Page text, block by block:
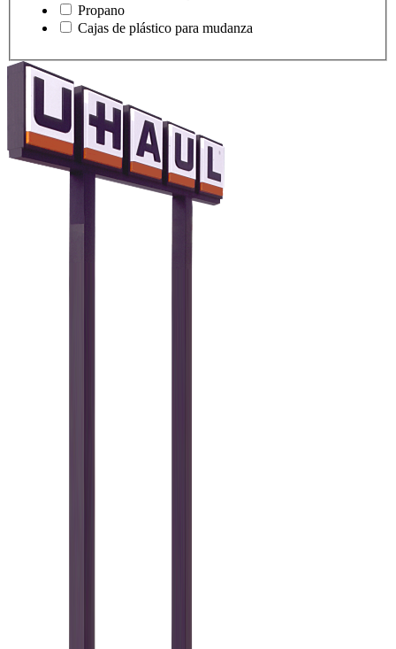
Propano
Cajas de plástico para mudanza